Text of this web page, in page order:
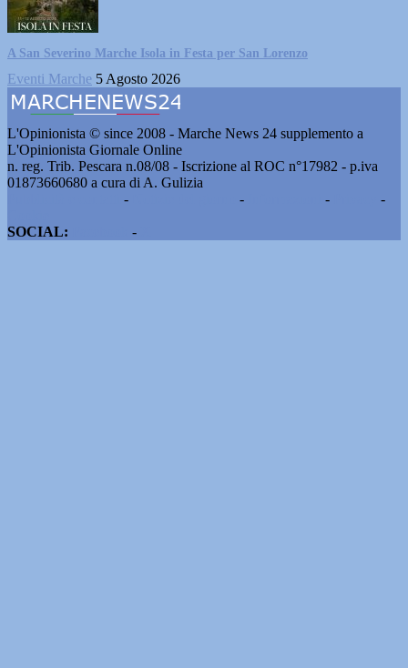
A San Severino Marche Isola in Festa per San Lorenzo
Eventi Marche 5 Agosto 2026
L'Opinionista © since 2008 - Marche News 24 supplemento a
L'Opinionista Giornale Online
n. reg. Trib. Pescara n.08/08 - Iscrizione al ROC n°17982 - p.iva
01873660680 a cura di A. Gulizia
- - -
-
SOCIAL:
-